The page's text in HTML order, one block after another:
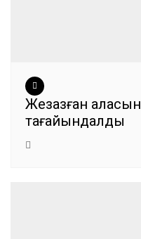
Жезқазған
тағайындалды